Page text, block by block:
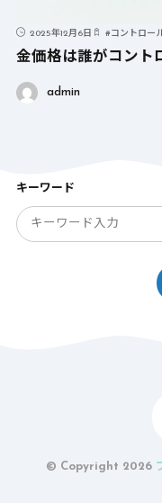
2025年12月6日 #コントロー
金価格は誰がコント
admin
キーワード
© Copyright 2026